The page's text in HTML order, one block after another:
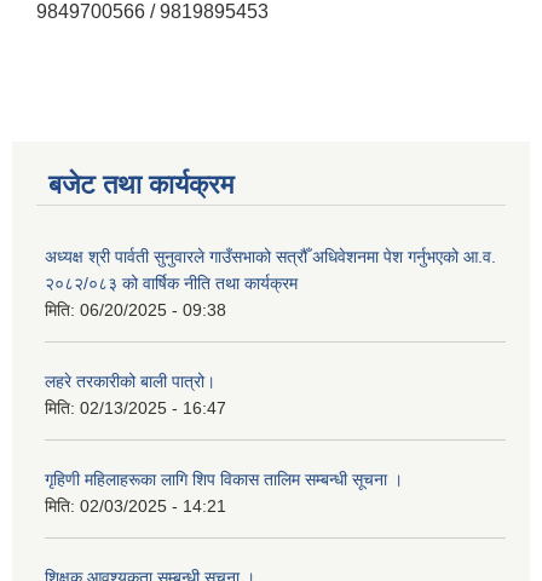
9849700566 / 9819895453
बजेट तथा कार्यक्रम
अध्यक्ष श्री पार्वती सुनुवारले गाउँसभाको सत्रौँ अधिवेशनमा पेश गर्नुभएको आ.व.
२०८२/०८३ को वार्षिक नीति तथा कार्यक्रम
मिति: 06/20/2025 - 09:38
लहरे तरकारीको बाली पात्रो।
मिति: 02/13/2025 - 16:47
गृहिणी महिलाहरूका लागि शिप विकास तालिम सम्बन्धी सूचना ‌।
मिति: 02/03/2025 - 14:21